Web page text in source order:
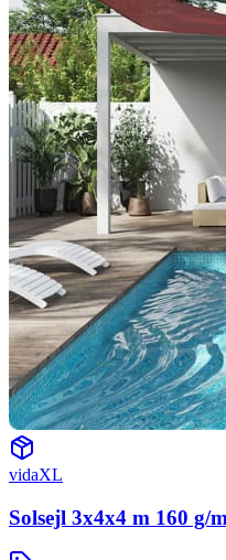
vidaXL
Solsejl 3x4x4 m 160 g/